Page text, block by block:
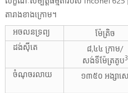
តារាងខាងក្រោម។
អចលនទ្រព្យ
ម៉ែត្រិច
ដង់ស៊ីតេ
៨,៤៤ ក្រាម/
សង់ទីម៉ែត្រគូប3
ចំណុចរលាយ ១៣៥០ អង្សាសេ